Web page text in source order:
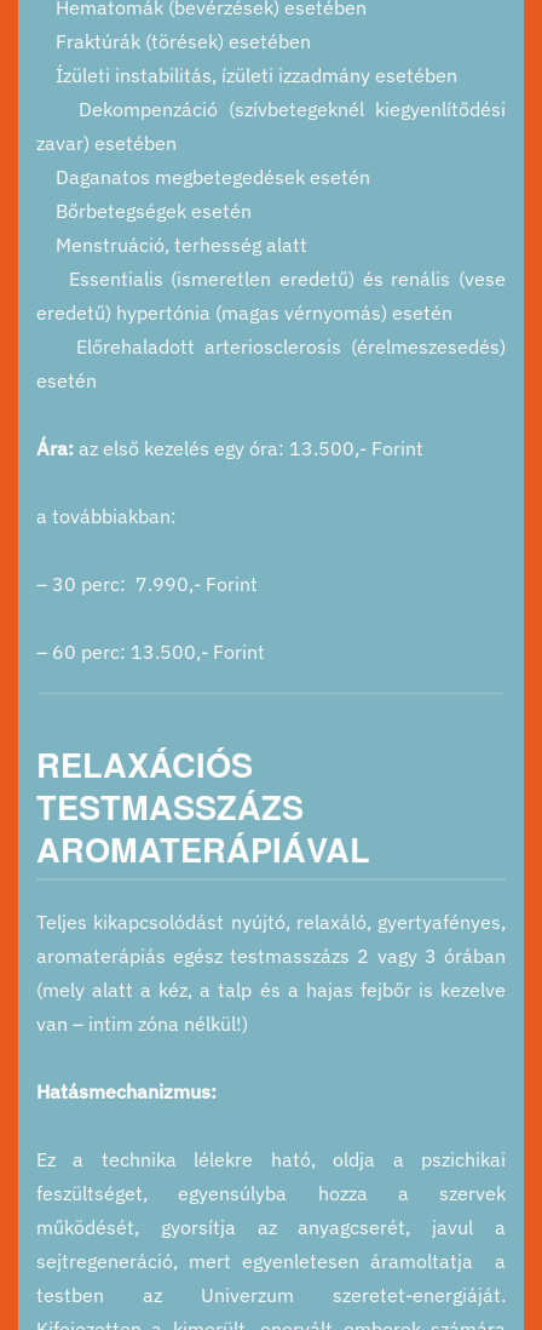
Hematomák (bevérzések) esetében
Fraktúrák (törések) esetében
Ízületi instabilitás, ízületi izzadmány esetében
Dekompenzáció (szívbetegeknél kiegyenlítődési
zavar) esetében
Daganatos megbetegedések esetén
Bőrbetegségek esetén
Menstruáció, terhesség alatt
Essentialis (ismeretlen eredetű) és renális (vese
eredetű) hypertónia (magas vérnyomás) esetén
Előrehaladott arteriosclerosis (érelmeszesedés)
esetén
Ára: az első kezelés egy óra: 13.500,- Forint
a továbbiakban:
– 30 perc: 7.990,- Forint
– 60 perc: 13.500,- Forint
RELAXÁCIÓS
TESTMASSZÁZS
AROMATERÁPIÁVAL
Teljes kikapcsolódást nyújtó, relaxáló, gyertyafényes,
aromaterápiás egész testmasszázs 2 vagy 3 órában
(mely alatt a kéz, a talp és a hajas fejbőr is kezelve
van – intim zóna nélkül!)
Hatásmechanizmus:
Ez a technika lélekre ható, oldja a pszichikai
feszültséget, egyensúlyba hozza a szervek
működését, gyorsítja az anyagcserét, javul a
sejtregeneráció, mert egyenletesen áramoltatja a
testben az Univerzum szeretet-energiáját.